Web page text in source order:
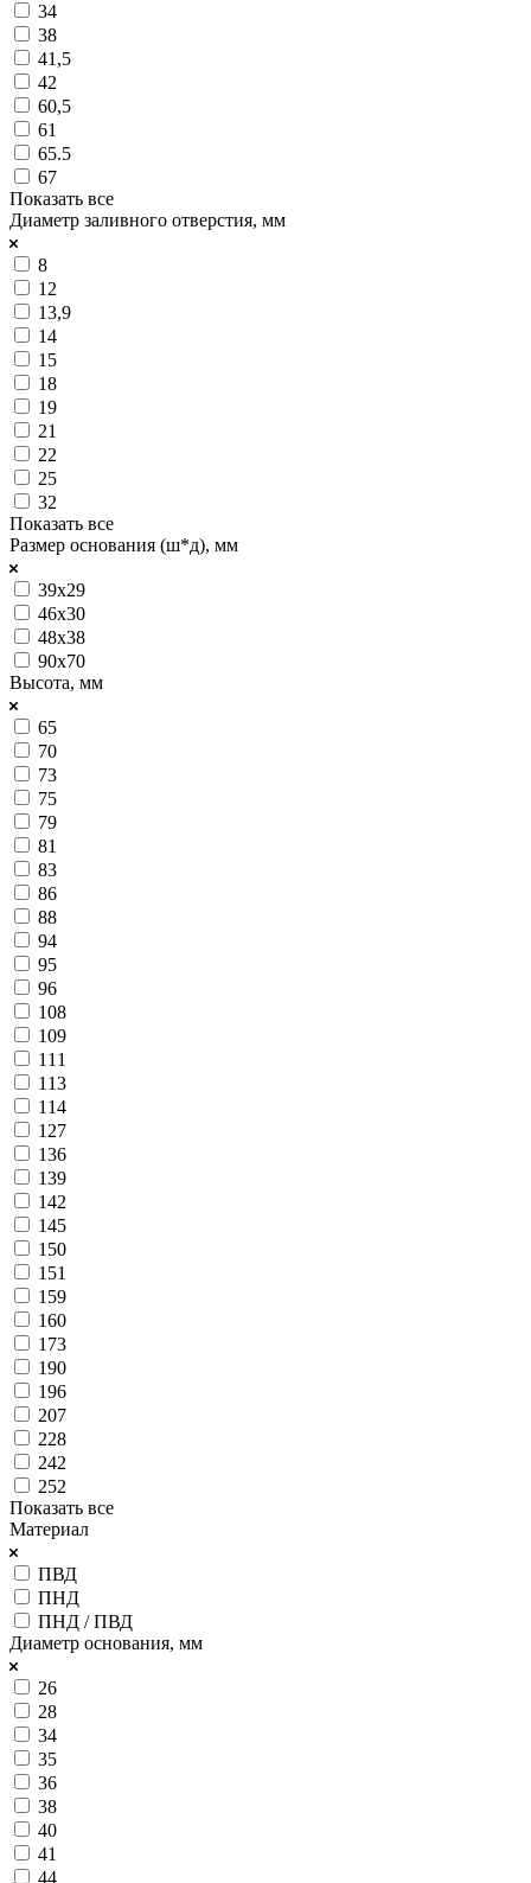
34
38
41,5
42
60,5
61
65.5
67
Показать все
Диаметр заливного отверстия, мм
8
12
13,9
14
15
18
19
21
22
25
32
Показать все
Размер основания (ш*д), мм
39х29
46х30
48х38
90х70
Высота, мм
65
70
73
75
79
81
83
86
88
94
95
96
108
109
111
113
114
127
136
139
142
145
150
151
159
160
173
190
196
207
228
242
252
Показать все
Материал
ПВД
ПНД
ПНД / ПВД
Диаметр основания, мм
26
28
34
35
36
38
40
41
44